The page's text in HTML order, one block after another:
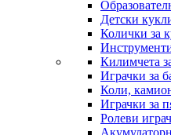
Детски
Колички за
Килимчета
Играчки за
Коли,
Играчки за
Ролеви